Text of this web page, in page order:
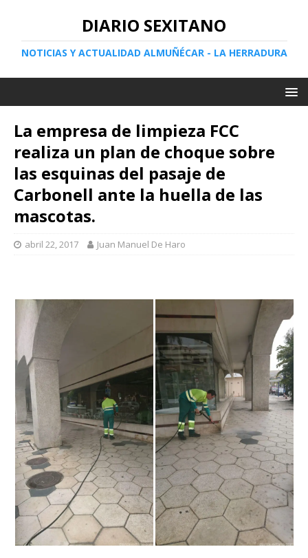
DIARIO SEXITANO
NOTICIAS Y ACTUALIDAD ALMUÑÉCAR - LA HERRADURA
La empresa de limpieza FCC
realiza un plan de choque sobre
las esquinas del pasaje de
Carbonell ante la huella de las
mascotas.
abril 22, 2017 Juan Manuel De Haro